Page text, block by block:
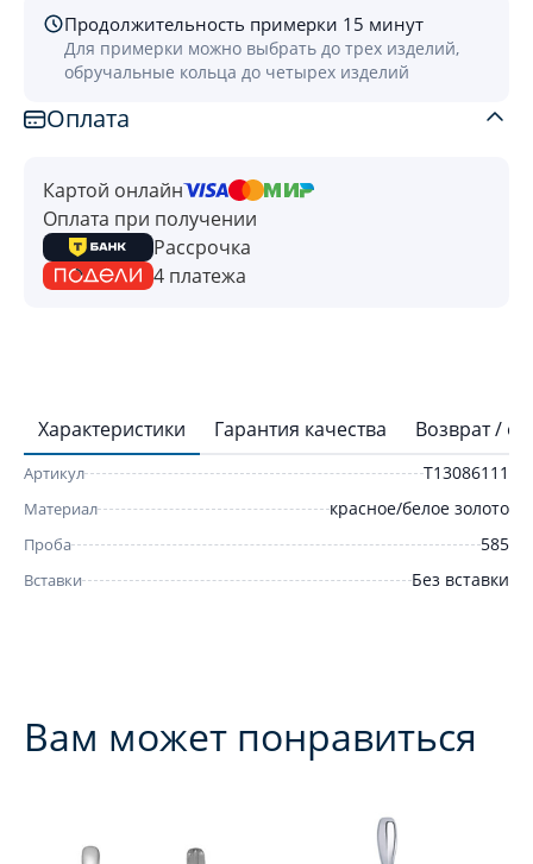
Продолжительность примерки 15 минут
Для примерки можно выбрать до трех изделий,
обручальные кольца до четырех изделий
Оплата
Картой онлайн
Оплата при получении
Рассрочка
4 платежа
Характеристики Гарантия качества Возврат /
Артикул Т13086111
Материал красное/белое золото
Проба 585
Вставки Без вставки
Вам может понравиться